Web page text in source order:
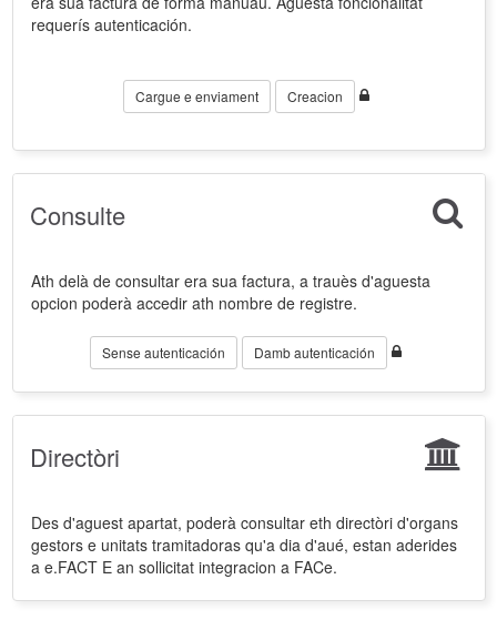
requerís autenticación.
Cargue e enviament Creacion
Consulte
Ath delà de consultar era sua factura, a trauès d'aguesta
opcion poderà accedir ath nombre de registre.
Sense autenticación Damb autenticación
Directòri
Des d'aguest apartat, poderà consultar eth directòri d'organs
gestors e unitats tramitadoras qu'a dia d'aué, estan aderides
a e.FACT E an sollicitat integracion a FACe.